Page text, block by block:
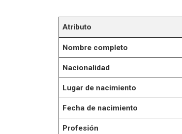
Atributo
Nombre completo
Nacionalidad
Lugar de nacimiento
Fecha de nacimiento
Profesión